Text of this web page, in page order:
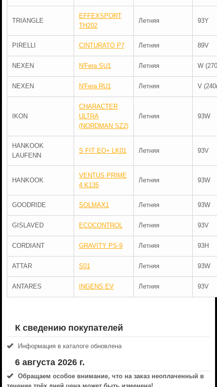
TRIANGLE
EFFEXSPORT
TH202
Летняя 93Y
PIRELLI CINTURATO P7 Летняя 89V
NEXEN N'Fera SU1 Летняя W
NEXEN N'Fera RU1 Летняя V
IKON
CHARACTER
ULTRA
(NORDMAN SZ2)
Летняя 93W
HANKOOK
LAUFENN
S FIT EQ+ LK01 Летняя 93V
HANKOOK
VENTUS PRIME
4 K135
Летняя 93W
GOODRIDE SOLMAX1 Летняя 93W
GISLAVED ECOCONTROL Летняя 93V
CORDIANT GRAVITY PS-9 Летняя 93H
ATTAR S01 Летняя 93W
ANTARES INGENS EV Летняя 93V
К сведению покупателей
Информация в каталоге обновлена
6 августа 2026 г.
Обращаем особое внимание, что на заказ неоплаченный в